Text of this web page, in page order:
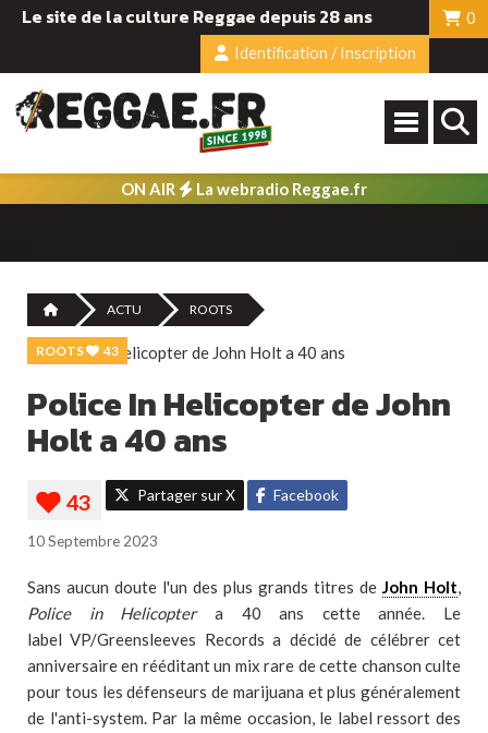
Le site de la culture Reggae depuis 28 ans
0
Identification / Inscription
ON AIR La webradio Reggae.fr
ACTU ROOTS
ROOTS 43
Police In Helicopter de John
Holt a 40 ans
Partager sur X Facebook
10 Septembre 2023
Sans aucun doute l'un des plus grands titres de John Holt,
Police in Helicoptera 40 ans cette année. Le
label VP/Greensleeves Records a décidé de célébrer cet
anniversaire en rééditant un mix rare de cette chanson culte
pour tous les défenseurs de marijuana et plus généralement
de l'anti-system. Par la même occasion, le label ressort des